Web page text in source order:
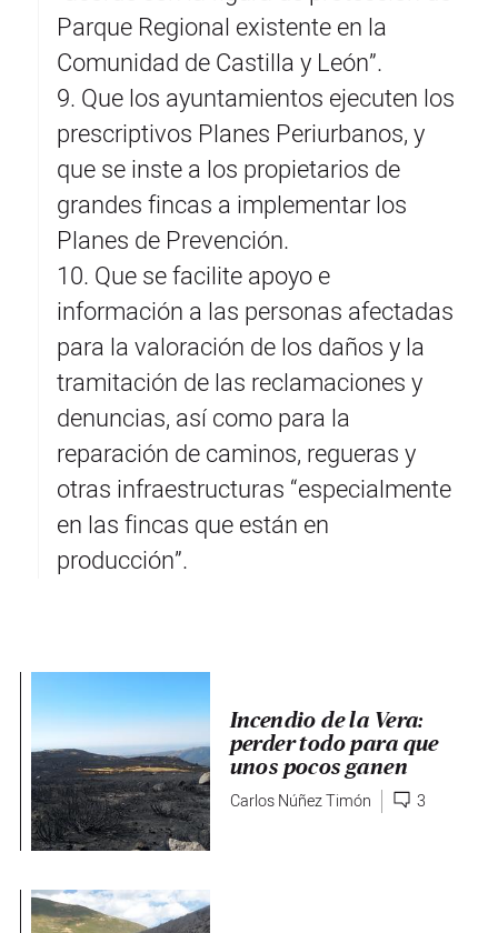
Parque Regional existente en la
Comunidad de Castilla y León”.
9. Que los ayuntamientos ejecuten los
prescriptivos Planes Periurbanos, y
que se inste a los propietarios de
grandes fincas a implementar los
Planes de Prevención.
10. Que se facilite apoyo e
información a las personas afectadas
para la valoración de los daños y la
tramitación de las reclamaciones y
denuncias, así como para la
reparación de caminos, regueras y
otras infraestructuras “especialmente
en las fincas que están en
producción”.
Incendio de la Vera:
perder todo para que
unos pocos ganen
Carlos Núñez Timón 3